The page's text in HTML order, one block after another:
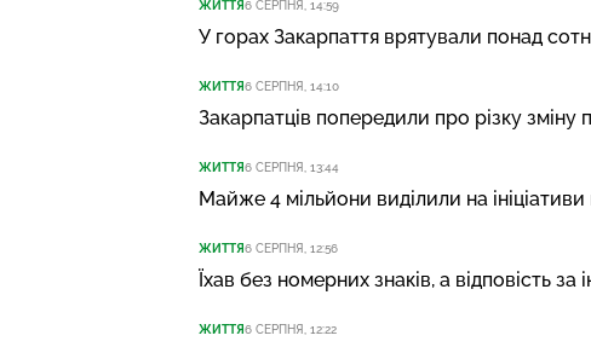
ЖИТТЯ6 СЕРПНЯ, 14:59
У горах Закарпаття врятували понад
ЖИТТЯ6 СЕРПНЯ, 14:10
Закарпатців попередили про різку зміну
ЖИТТЯ6 СЕРПНЯ, 13:44
Майже 4 мільйони виділили на ініціативи
ЖИТТЯ6 СЕРПНЯ, 12:56
Їхав без номерних знаків, а відповість
ЖИТТЯ6 СЕРПНЯ, 12:22